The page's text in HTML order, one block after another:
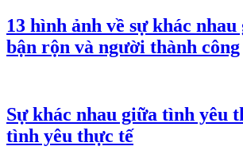
13 hình ảnh về sự khác
bận rộn và người thành công
Sự khác nhau giữa tình yêu
tình yêu thực tế